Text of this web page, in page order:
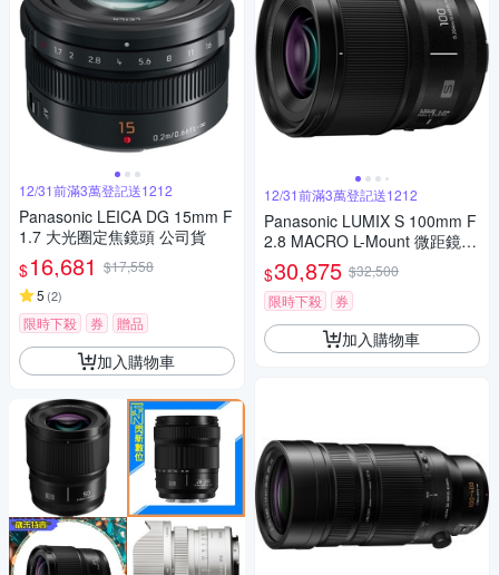
12/31前滿3萬登記送1212
Panasonic LEICA DG 15mm F
1.7 大光圈定焦鏡頭 公司貨
$16,681 $17,558
5 (2)
限時下殺 券 贈品
加入購物車
12/31前滿3萬登記送1212
Panasonic LUMIX S 100mm F
2.8 MACRO L-Mount 微距鏡頭
公司貨 S-E100
$30,875 $32,500
限時下殺
券
加入購物車